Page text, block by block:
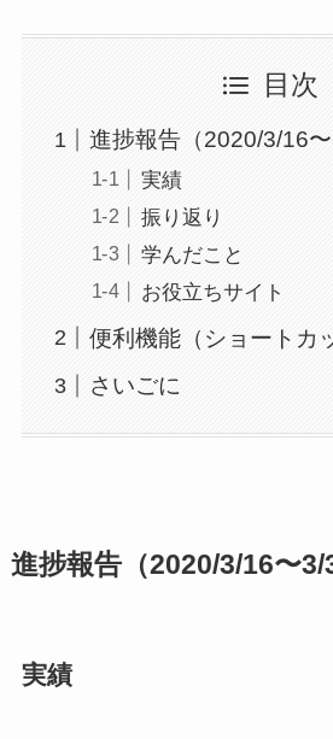
目次
進捗報告（2020/3/16〜
実績
振り返り
学んだこと
お役立ちサイト
便利機能（ショートカ
さいごに
進捗報告（2020/3/16〜3/
実績